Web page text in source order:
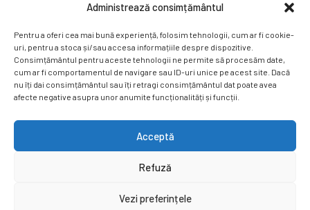
Administrează consimțământul
Pentru a oferi cea mai bună experiență, folosim tehnologii, cum ar fi cookie-
uri, pentru a stoca și/sau accesa informațiile despre dispozitive.
Consimțământul pentru aceste tehnologii ne permite să procesăm date,
cum ar fi comportamentul de navigare sau ID-uri unice pe acest site. Dacă
nu îți dai consimțământul sau îți retragi consimțământul dat poate avea
afecte negative asupra unor anumite funcționalități și funcții.
Acceptă
Refuză
Vezi preferințele
Ne puteți găsi și pe rețelele sociale.